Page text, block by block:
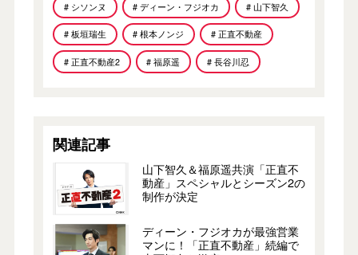
# シソンヌ # ディーン・フジオカ # 山下智久
# 板垣瑞生 # 根本ノンジ # 正直不動産
# 正直不動産2 # 福原遥 # 長谷川忍
関連記事
山下智久＆福原遥共演「正直不
動産」スペシャルとシーズン2の
制作が決定
ディーン・フジオカが最強営業
マンに！「正直不動産」続編で